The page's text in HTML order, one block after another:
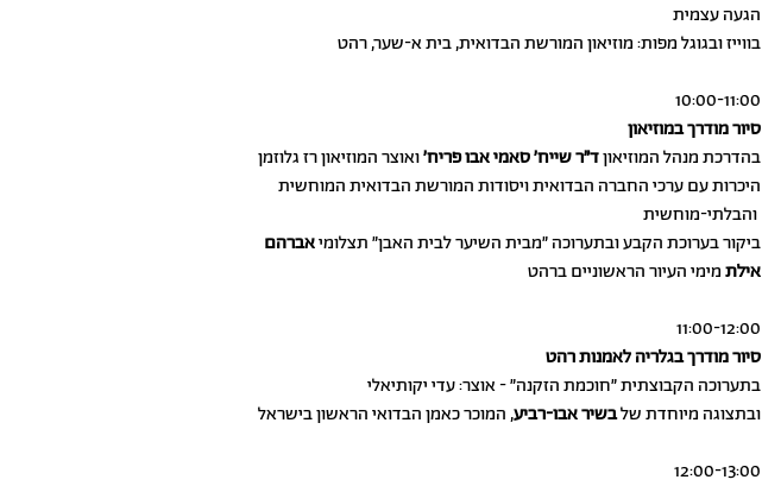
הגעה עצמית
בווייז ובגוגל מפות: מוזיאון המורשת הבדואית, בית א-שער, רהט
10:00-11:00
סיור מודרך במוזיאון
בהדרכת מנהל המוזיאוןד״ר שייח׳ סאמי אבו פריח׳ואוצר המוזיאון רז גלוזמן
היכרות עם ערכי החברה הבדואית ויסודות המורשת הבדואית המוחשית
ביקור בערוכת הקבע ובתערוכה ״מבית השיער לבית האבן״ תצלומיאברהם
אילתמימי העיור הראשוניים ברהט
11:00-12:00
סיור מודרך בגלריה לאמנות רהט
בתערוכה הקבוצתית ״חוכמת הזקנה״ - אוצר: עדי יקותיאלי
ובתצוגה מיוחדת שלבשיר אבו-רביע, המוכר כאמן הבדואי הראשון בישראל
12:00-13:00